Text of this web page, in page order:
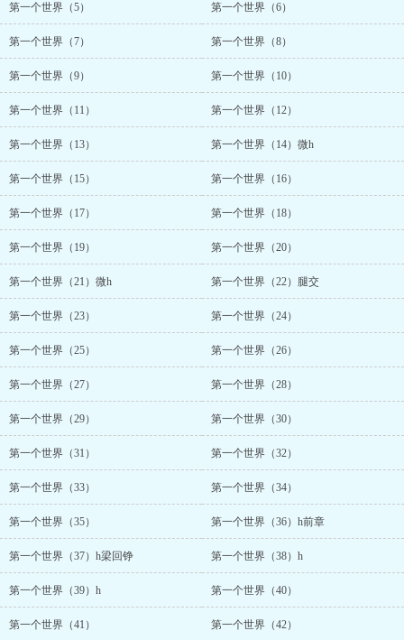
第一个世界（5） 第一个世界（6）
第一个世界（7） 第一个世界（8）
第一个世界（9） 第一个世界（10）
第一个世界（11） 第一个世界（12）
第一个世界（13） 第一个世界（14）微h
第一个世界（15） 第一个世界（16）
第一个世界（17） 第一个世界（18）
第一个世界（19） 第一个世界（20）
第一个世界（21）微h 第一个世界（22）腿交
第一个世界（23） 第一个世界（24）
第一个世界（25） 第一个世界（26）
第一个世界（27） 第一个世界（28）
第一个世界（29） 第一个世界（30）
第一个世界（31） 第一个世界（32）
第一个世界（33） 第一个世界（34）
第一个世界（35） 第一个世界（36）h前章
第一个世界（37）h梁回铮 第一个世界（38）h
第一个世界（39）h 第一个世界（40）
第一个世界（41） 第一个世界（42）